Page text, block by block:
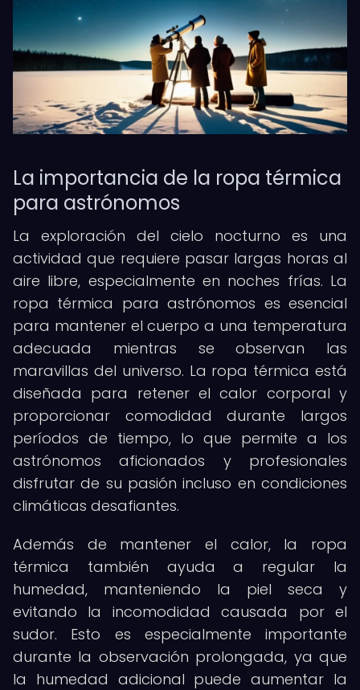
La importancia de la ropa térmica
para astrónomos
La exploración del cielo nocturno es una
actividad que requiere pasar largas horas al
aire libre, especialmente en noches frías. La
ropa térmica para astrónomos es esencial
para mantener el cuerpo a una temperatura
adecuada mientras se observan las
maravillas del universo. La ropa térmica está
diseñada para retener el calor corporal y
proporcionar comodidad durante largos
períodos de tiempo, lo que permite a los
astrónomos aficionados y profesionales
disfrutar de su pasión incluso en condiciones
climáticas desafiantes.
Además de mantener el calor, la ropa
térmica también ayuda a regular la
humedad, manteniendo la piel seca y
evitando la incomodidad causada por el
sudor. Esto es especialmente importante
durante la observación prolongada, ya que
la humedad adicional puede aumentar la